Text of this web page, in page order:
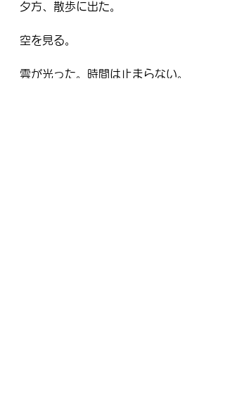
夕方、散歩に出た。
空を見る。
雲が光った。時間は止まらない。